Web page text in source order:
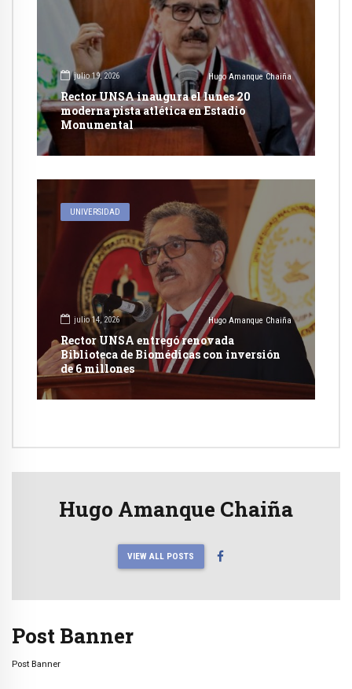
julio 19, 2026 Hugo Amanque Chaiña
Rector UNSA inaugura el lunes 20
moderna pista atlética en Estadio
Monumental
UNIVERSIDAD
julio 14, 2026 Hugo Amanque Chaiña
Rector UNSA entregó renovada
Biblioteca de Biomédicas con inversión
de 6 millones
Hugo Amanque Chaiña
VIEW ALL POSTS
Post Banner
Post Banner